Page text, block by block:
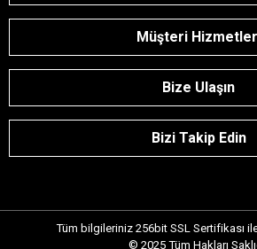
Müşteri
Bize Ulaşın
Bizi Takip Edin
Tüm bilgileriniz 256bit SSL Sertifikası
© 2025 Tüm Hakları